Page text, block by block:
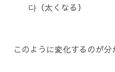
다（太くなる）
このように変化するのが分